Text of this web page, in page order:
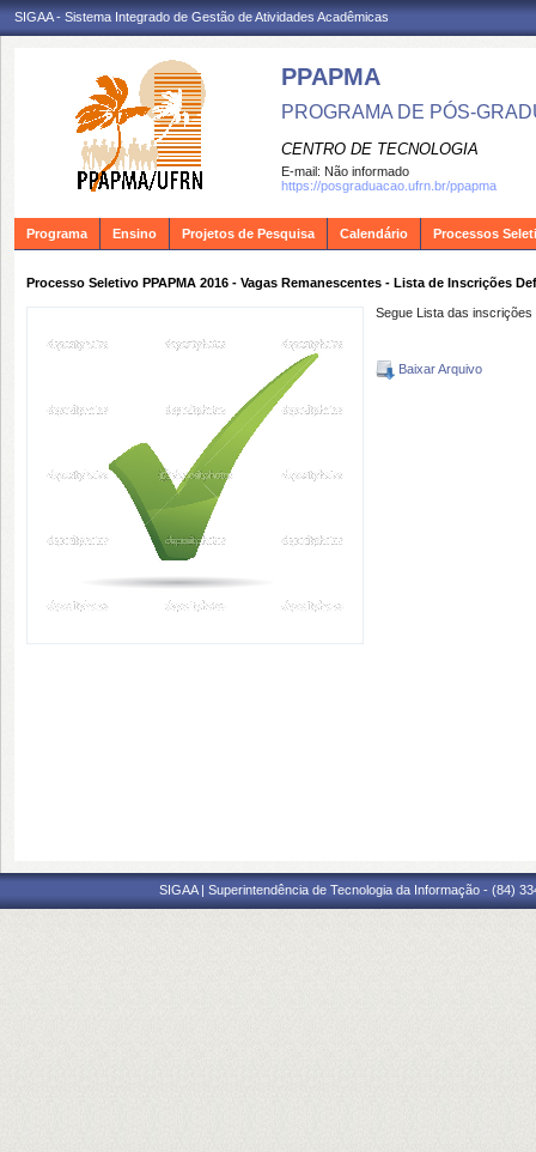
SIGAA - Sistema Integrado de Gestão de Atividades Acadêmicas
PPAPMA
PROGRAMA DE PÓS-
CENTRO DE TECNOLOGIA
E-mail: Não informado
https://posgraduacao.ufrn.br/ppapma
Programa Ensino Projetos de Pesquisa Calendário Processos
Processo Seletivo PPAPMA 2016 - Vagas Remanescentes - Lista de Inscrições
Segue Lista das
Baixar Arquivo
SIGAA | Superintendência de Tecnologia da Informação - (84)